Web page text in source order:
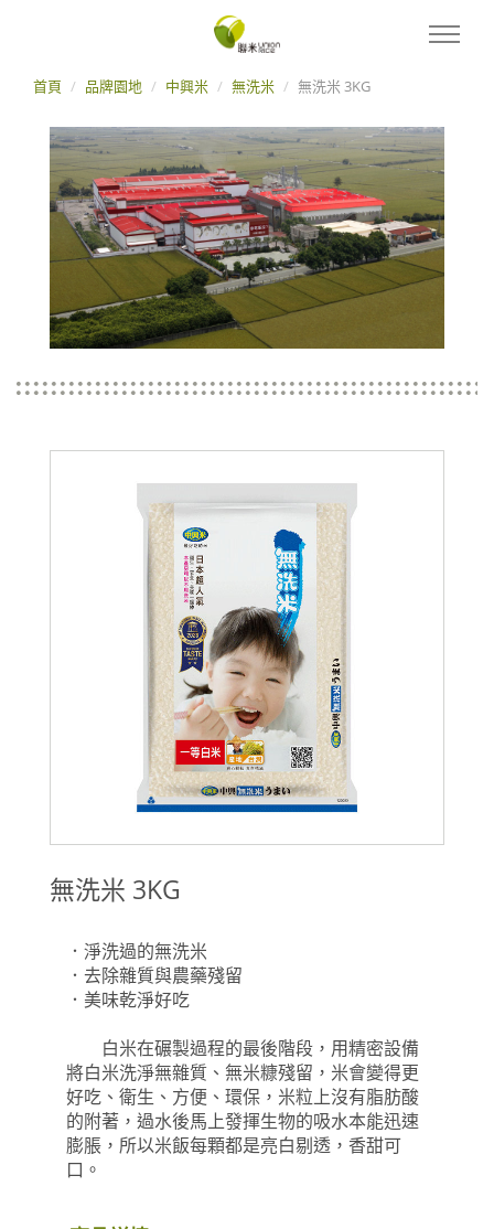
首頁 品牌園地 中興米 無洗米 無洗米 3KG
無洗米 3KG
．淨洗過的無洗米
．去除雜質與農藥殘留
．美味乾淨好吃
白米在碾製過程的最後階段，用精密設備
將白米洗淨無雜質、無米糠殘留，米會變得更
好吃、衛生、方便、環保，米粒上沒有脂肪酸
的附著，過水後馬上發揮生物的吸水本能迅速
膨脹，所以米飯每顆都是亮白剔透，香甜可
口。